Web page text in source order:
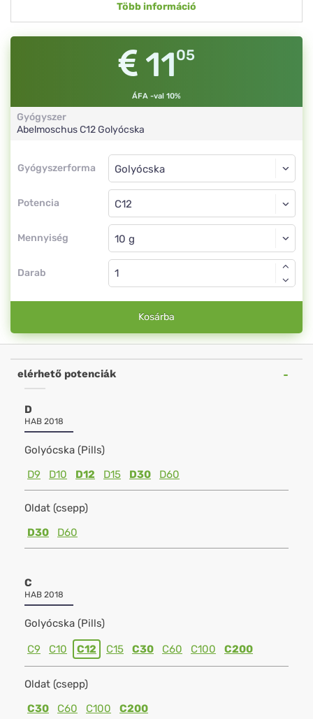
Több információ
1105
ÁFA -val 10%
Gyógyszer
AbelmoschusC12Golyócska
Gyógyszerforma
Gyógyszerforma
Potencia
Golyócska
C12
Mennyiség
Golyócska
Darab
Kosárba
elérhető potenciák
D
HAB 2018
Golyócska (Pills)
D9
D10 D12 D15 D30 D60
Oldat (csepp)
D30
D60
C
HAB 2018
Golyócska (Pills)
C9 C10 C12 C15 C30 C60 C100 C200
Oldat (csepp)
C30
C60 C100 C200